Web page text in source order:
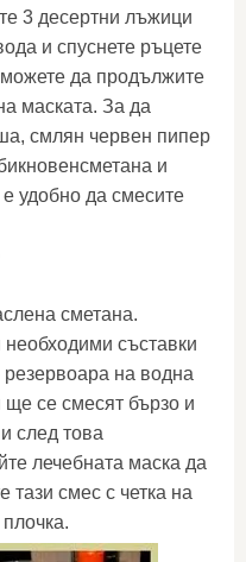
3 десертни лъжици
и спуснете ръцете
да продължите
маската. За да
смлян червен пипер
и
удобно да смесите
сметана.
съставки
резервоара на водна
ще се смесят бързо и
след това
лечебната маска да
тази смес с четка на